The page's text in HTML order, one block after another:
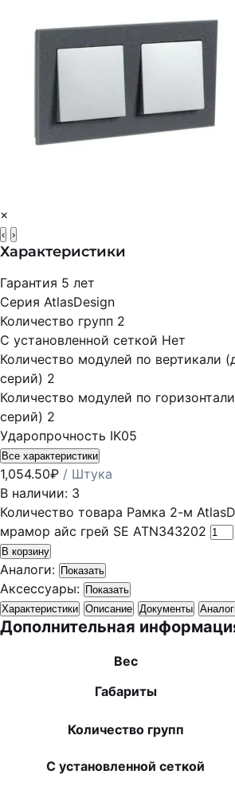
×
‹ ›
Характеристики
Гарантия 5 лет
Серия AtlasDesign
Количество групп 2
С установленной сеткой Нет
Количество модулей по вертикали
серий) 2
Количество модулей по
серий) 2
Ударопрочность IK05
Все характеристики
1,054.50₽ / Штука
В наличии: 3
Количество товара Рамка 2-м
мрамор айс грей SE ATN343202
В корзину
Аналоги: Показать
Аксессуары: Показать
Характеристики Описание Документы
Дополнительная
Вес
Габариты
Количество групп
С установленной сеткой